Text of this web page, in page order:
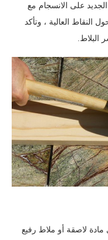
على الانسجام مع
المحيطة. قم بتحريك 2×4 حول النقاط العالية ، وتأكد
لاصقة أو ملاط ​​رفيع